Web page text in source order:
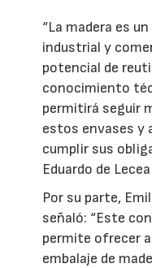
“La madera es
industrial y
potencial de
conocimiento
permitirá seguir
estos envases y
cumplir sus
Eduardo de
Por su parte,
señaló: “Este
permite ofrecer
embalaje de